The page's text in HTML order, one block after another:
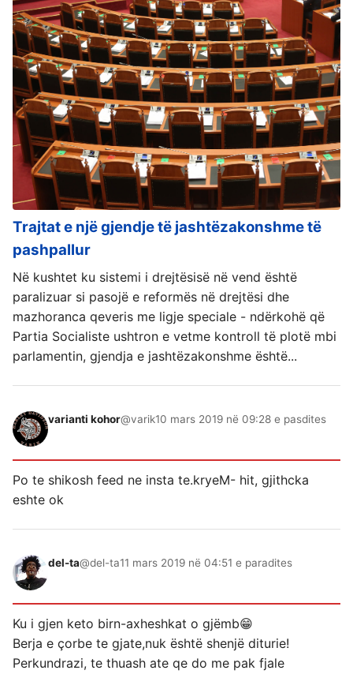
Trajtat e një gjendje të jashtëzakonshme të
pashpallur
Në kushtet ku sistemi i drejtësisë në vend është
paralizuar si pasojë e reformës në drejtësi dhe
mazhoranca qeveris me ligje speciale - ndërkohë që
Partia Socialiste ushtron e vetme kontroll të plotë mbi
parlamentin, gjendja e jashtëzakonshme është...
varianti kohor@varik10 mars 2019 në 09:28 e pasdites
Po te shikosh feed ne insta te.kryeM- hit, gjithcka
eshte ok
del-ta@del-ta11 mars 2019 në 04:51 e paradites
Ku i gjen keto birn-axheshkat o gjëmb😁
Berja e çorbe te gjate,nuk është shenjë diturie!
Perkundrazi, te thuash ate qe do me pak fjale